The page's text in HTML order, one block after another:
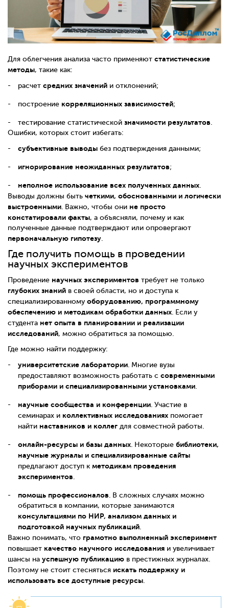
Для облегчения анализа часто применяют статистические
методы, такие как:
расчет средних значений и отклонений;
построение корреляционных зависимостей;
тестирование статистической значимости результатов.
Ошибки, которых стоит избегать:
субъективные выводы без подтверждения данными;
игнорирование неожиданных результатов;
неполное использование всех полученных данных.
Выводы должны быть четкими, обоснованными и логически
выстроенными. Важно, чтобы они не просто
констатировали факты, а объясняли, почему и как
полученные данные подтверждают или опровергают
первоначальную гипотезу.
Где получить помощь в проведении
научных экспериментов
Проведение научных экспериментов требует не только
глубоких знаний в своей области, но и доступа к
специализированному оборудованию, программному
обеспечению и методикам обработки данных . Если у
студента нет опыта в планировании и реализации
исследований, можно обратиться за помощью.
Где можно найти поддержку:
университетские лаборатории . Многие вузы
предоставляют возможность работать с современными
приборами и специализированными установками
научные сообщества и конференции . Участие в
семинарах и коллективных исследованиях помогает
найти наставников и коллег для совместной работы.
онлайн-ресурсы и базы данных . Некоторые библиотеки,
научные журналы и специализированные сайты
предлагают доступ к методикам проведения
экспериментов
помощь профессионалов . В сложных случаях можно
обратиться в компании, которые занимаются
консультациями по НИР, анализом данных и
подготовкой научных публикаций
Важно понимать, что грамотно выполненный эксперимент
повышает качество научного исследования и увеличивает
шансы на успешную публикацию в престижных журналах.
Поэтому не стоит стесняться искать поддержку и
использовать все доступные ресурсы